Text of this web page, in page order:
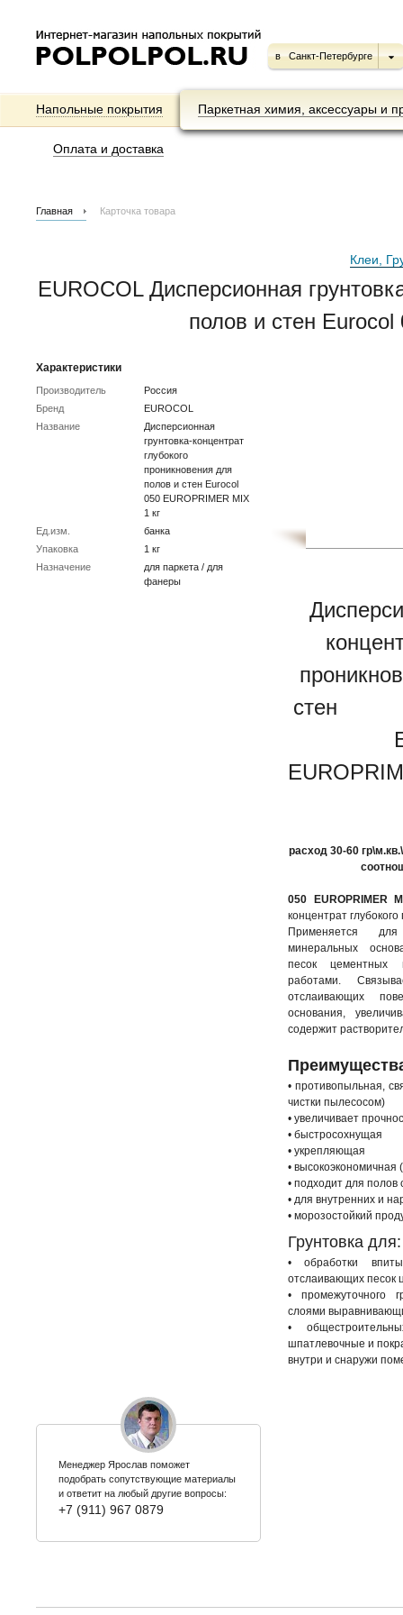
в Санкт-Петербурге
Напольные покрытия Паркетная химия, аксессуары и
Оплата и доставка
Главная Карточка товара
Клеи,
EUROCOL Дисперсионная
полов и стен
Характеристики
Производитель
Россия
Бренд
EUROCOL
Название
Дисперсионная
грунтовка-концентрат
глубокого
проникновения для
полов и стен Eurocol
050 EUROPRIMER MIX
1 кг
Ед.изм.
банка
Упаковка
1 кг
Назначение
для паркета / для
фанеры
расход 30-60
050 EUROPRIMER
концентрат
Применяется
минеральных
песок цементных
работами.
отслаивающих
основания,
содержит
• противопыльная,
чистки пылесосом)
• увеличивает
• быстросохнущая
• укрепляющая
•
• подходит для полов
• для внутренних и
• морозостойкий
Грунтовка для:
• обработки
отслаивающих песок
• промежуточного
слоями
•
шпатлевочные и
внутри и снаружи
Менеджер Ярослав поможет
подобрать сопутствующие материалы
и ответит на любый другие вопросы:
+7 (911) 967 0879